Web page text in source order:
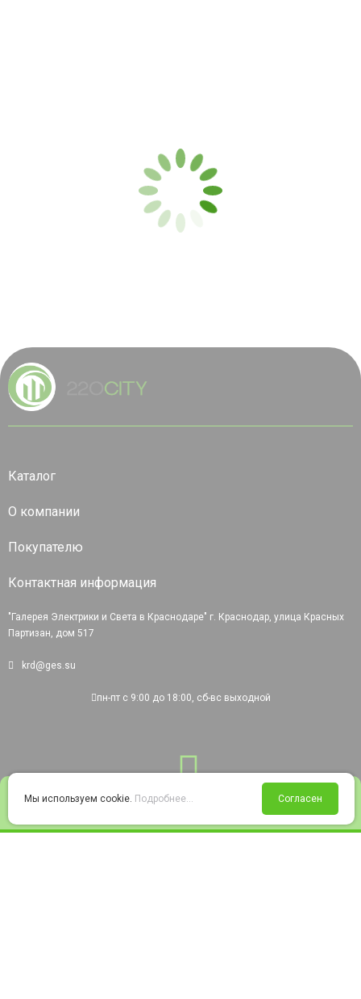
Войти Избранное Корзина
Каталог
О компании
Покупателю
Контактная информация
"Галерея Электрики и Света в Краснодаре" г. Краснодар, улица Красных
Партизан, дом 517
krd@ges.su
пн-пт с 9:00 до 18:00, сб-вс выходной
Мы используем cookie. Подробнее... Согласен